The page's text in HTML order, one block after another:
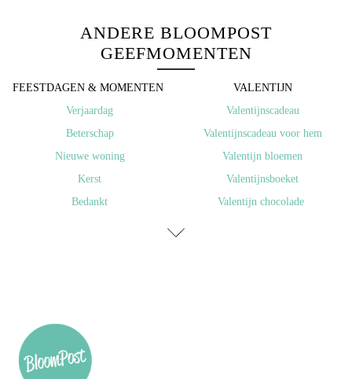
ANDERE BLOOMPOST
GEEFMOMENTEN
FEESTDAGEN & MOMENTEN ​
Verjaardag
Beterschap
Nieuwe woning
Kerst
Bedankt
VALENTIJN
Valentijnscadeau
Valentijnscadeau voor hem
Valentijn bloemen
Valentijnsboeket
Valentijn chocolade